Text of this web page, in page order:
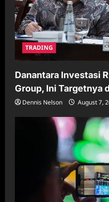
n
TRADING
Danantara Investasi
Group, Ini Targetnya
Dennis Nelson August 7,